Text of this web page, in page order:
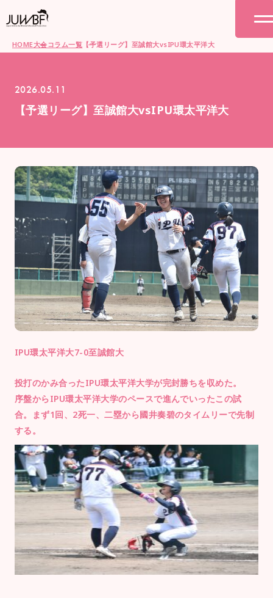
HOME大会コラム一覧 【予選リーグ】至誠館大vsIPU環太平洋大
2026.05.11
【予選リーグ】至誠館大vsIPU環太平洋大
IPU環太平洋大7-0至誠館大
投打のかみ合ったIPU環太平洋大学が完封勝ちを収めた。
序盤からIPU環太平洋大学のペースで進んでいったこの試
合。まず1回、2死一、二塁から國井奏碧のタイムリーで先制
する。